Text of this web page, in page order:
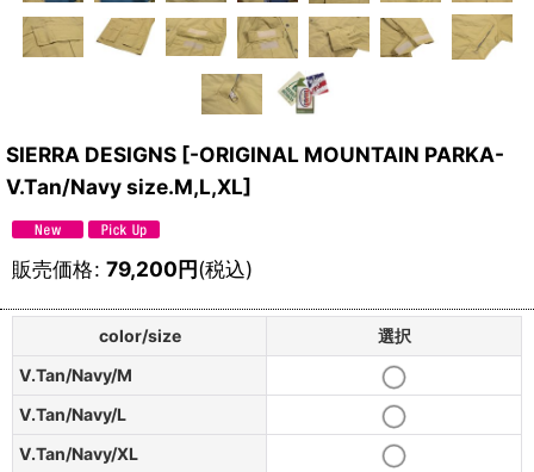
SIERRA DESIGNS [-ORIGINAL MOUNTAIN PARKA-
V.Tan/Navy size.M,L,XL]
販売価格: 79,200円(税込)
color/size
選択
V.Tan/Navy/M
V.Tan/Navy/L
V.Tan/Navy/XL